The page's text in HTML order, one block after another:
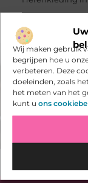
Wij maken gebruik
begrijpen hoe u
verbeteren. Deze
doeleinden, zoals
het meten van het
kunt u ons
VORIGE